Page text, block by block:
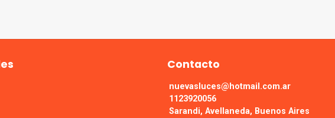
Contacto
nuevasluces@hotmail.com.ar
1123920056
Sarandi, Avellaneda, Buenos Aires